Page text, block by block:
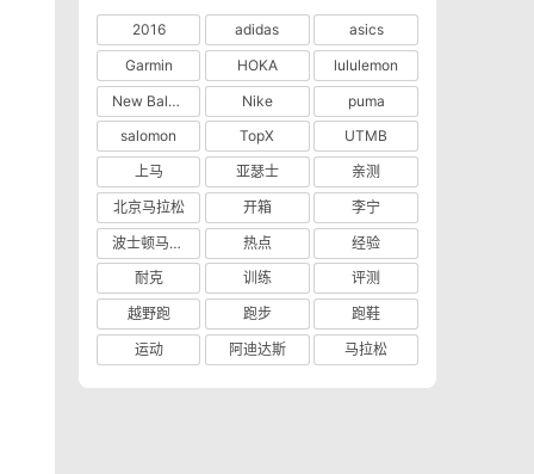
2016 adidas
asics
Garmin
HOKA
lululemon
New Balance
Nike
puma
salomon
TopX
UTMB
上马
亚瑟士
亲测
北京马拉松
开箱
李宁
波士顿马拉松
热点
经验
耐克
训练
评测
越野跑
跑步
跑鞋
运动
阿迪达斯 马拉松